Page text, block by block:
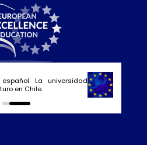
La universidad
en Chile.
0 1